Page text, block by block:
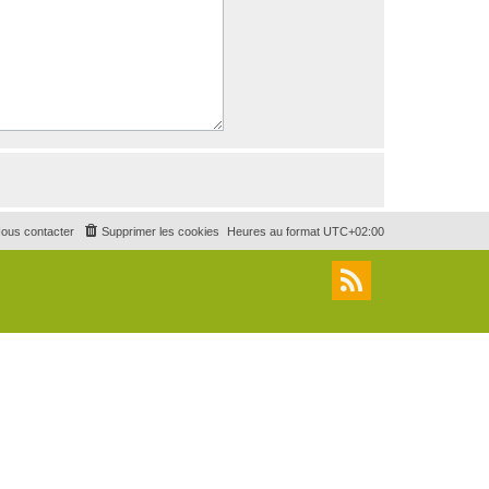
Heures au format UTC+02:00
Supprimer les cookies
contacter